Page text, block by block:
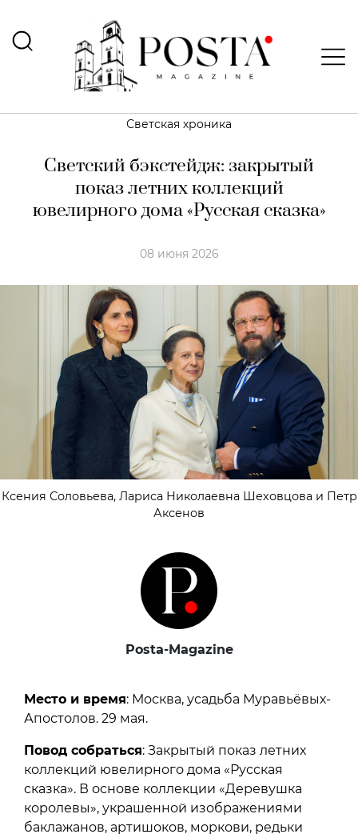
Светская хроника
Светский бэкстейдж: закрытый
показ летних коллекций
ювелирного дома «Русская сказка»
08 июня 2026
Ксения Соловьева, Лариса Николаевна Шеховцова и Петр
Аксенов
Posta-Magazine
Место и время: Москва, усадьба Муравьёвых-
Апостолов. 29 мая.
Повод собраться: Закрытый показ летних
коллекций ювелирного дома «Русская
сказка». В основе коллекции «Деревушка
королевы», украшенной изображениями
баклажанов, артишоков, моркови, редьки